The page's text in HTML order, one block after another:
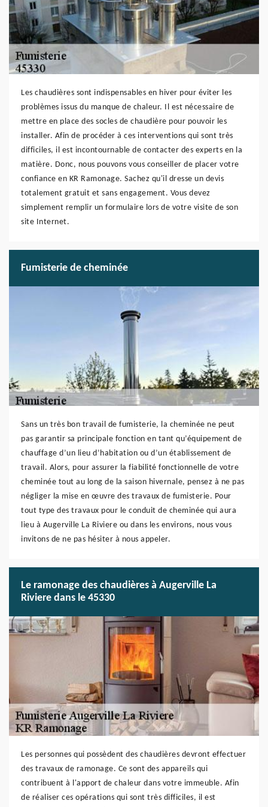
Les chaudières sont indispensables en hiver pour éviter les
problèmes issus du manque de chaleur. Il est nécessaire de
mettre en place des socles de chaudière pour pouvoir les
installer. Afin de procéder à ces interventions qui sont très
difficiles, il est incontournable de contacter des experts en la
matière. Donc, nous pouvons vous conseiller de placer votre
confiance en KR Ramonage. Sachez qu'il dresse un devis
totalement gratuit et sans engagement. Vous devez
simplement remplir un formulaire lors de votre visite de son
site Internet.
Fumisterie de cheminée
Sans un très bon travail de fumisterie, la cheminée ne peut
pas garantir sa principale fonction en tant qu’équipement de
chauffage d’un lieu d’habitation ou d’un établissement de
travail. Alors, pour assurer la fiabilité fonctionnelle de votre
cheminée tout au long de la saison hivernale, pensez à ne pas
négliger la mise en œuvre des travaux de fumisterie. Pour
tout type des travaux pour le conduit de cheminée qui aura
lieu à Augerville La Riviere ou dans les environs, nous vous
invitons de ne pas hésiter à nous appeler.
Le ramonage des chaudières à Augerville La
Riviere dans le 45330
Les personnes qui possèdent des chaudières devront effectuer
des travaux de ramonage. Ce sont des appareils qui
contribuent à l'apport de chaleur dans votre immeuble. Afin
de réaliser ces opérations qui sont très difficiles, il est